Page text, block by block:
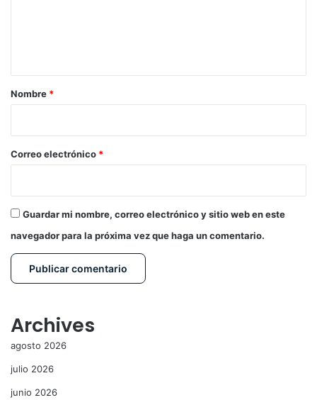
r
*
Nombre *
Correo electrónico *
Guardar mi nombre, correo electrónico y sitio web en este
navegador para la próxima vez que haga un comentario.
Archives
agosto 2026
julio 2026
junio 2026